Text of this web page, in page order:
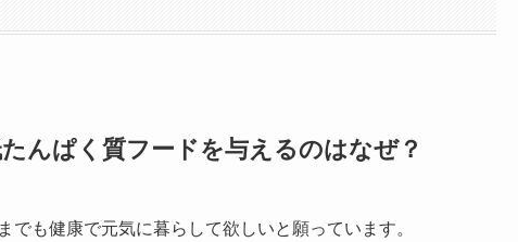
んぱく質フードを与えるのはなぜ？
も健康で元気に暮らして欲しいと願っています。